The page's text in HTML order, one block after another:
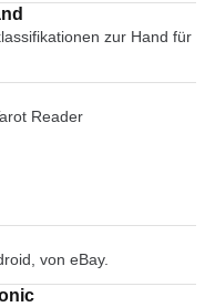
zur Hand für
Reader
von eBay.